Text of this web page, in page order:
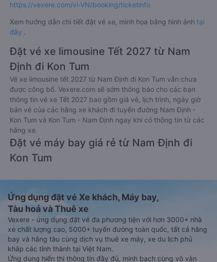
https://vexere.com/vi-VN/booking/ticketinfo
Xem hướng dẫn chi tiết đặt vé xe, minh họa bằng hình ảnh tại
đây .
Đặt vé xe limousine Tết 2027 từ Nam
Định đi Kon Tum
Vé xe limousine tết 2027 từ Nam Định đi Kon Tum vẫn chưa
được công bố. Vexere.com sẽ sớm thông báo cho các bạn
thông tin vé xe Tết 2027 bao gồm giá vé, lịch trình, ngày giờ
bán vé của các hãng xe khách đi tuyến đường Nam Định -
Kon Tum và Kon Tum - Nam Định ngay khi có thông tin từ các
hãng xe.
Đặt vé máy bay giá rẻ từ Nam Định đi
Kon Tum
Ứng dụng đặt vé Xe khách, Máy bay,
Tàu hoả và Thuê xe
Vexere - ứng dụng đặt vé đa phương tiện với hơn 3000+ nhà
xe chất lượng cao, 5000+ tuyến đường toàn quốc, tất cả hãng
bay và hãng tàu cùng dịch vụ thuê xe máy, xe du lịch phủ
khắp các tỉnh thành tại Việt Nam.
Ứng dụng hiển thị thông tin đầy đủ, minh bạch cùng vô vàn